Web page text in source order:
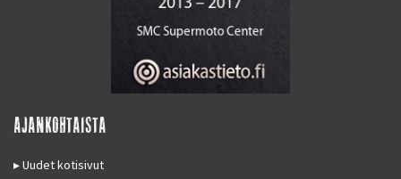
AJANKOHTAISTA
Uudet kotisivut